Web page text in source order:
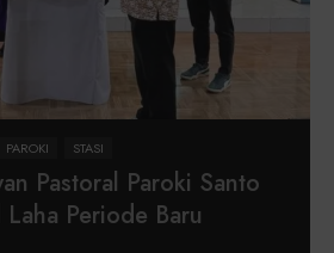
PAROKI STASI
Pastoral Paroki Santo
Periode Baru